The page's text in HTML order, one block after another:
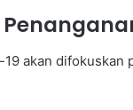
akan difokuskan